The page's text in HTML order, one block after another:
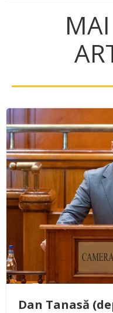
Dan Tanasă